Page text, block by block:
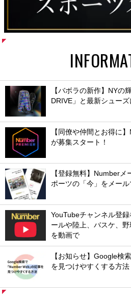
【バボラの新作】NYの
DRIVE」と最新シュー
【同僚や仲間とお得に
が募集スタート！
【登録無料】Number
ポーツの「今」をメール
YouTubeチャンネル登
ールや陸上、バスケ、
を動画で
【お知らせ】Google検
を見つけやすくする方法